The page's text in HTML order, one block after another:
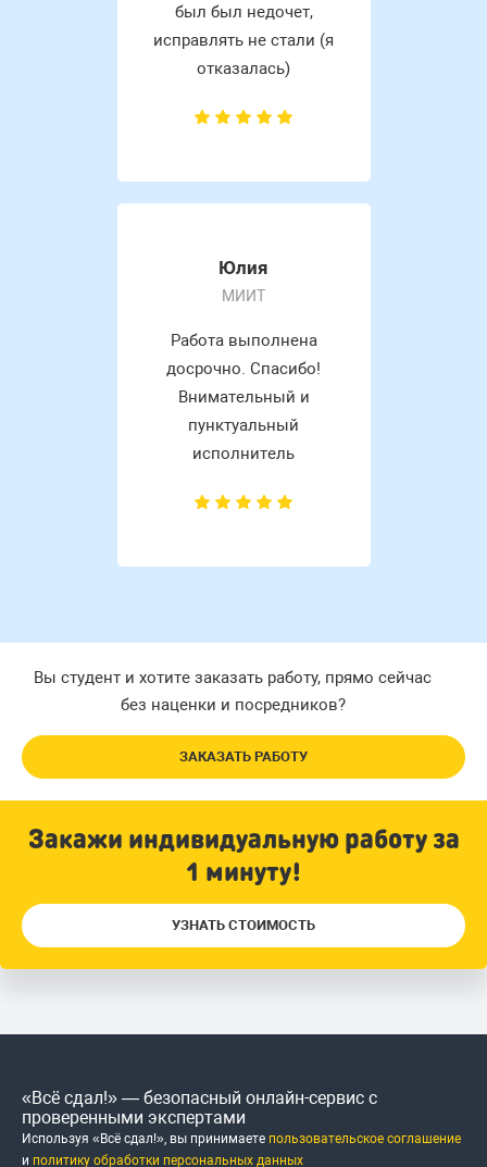
был был недочет,
исправлять не стали (я
отказалась)
Юлия
МИИТ
Работа выполнена
досрочно. Спасибо!
Внимательный и
пунктуальный
исполнитель
Вы студент и хотите заказать работу, прямо сейчас
без наценки и посредников?
ЗАКАЗАТЬ РАБОТУ
Закажи индивидуальную работу за
1 минуту!
УЗНАТЬ СТОИМОСТЬ
«Всё сдал!» — безопасный онлайн-сервис с
проверенными экспертами
Используя «Всё сдал!», вы принимаете пользовательское соглашение
и политику обработки персональных данных